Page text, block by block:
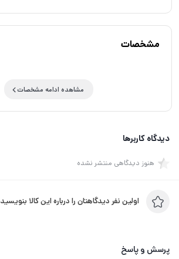
مشخصات
مشاهده ادامه مشخصات
دیدگاه کاربرها
هنوز دیدگاهی منتشر نشده
اولین نفر دیدگاهتان را درباره این کالا بنویسید
پرسش و پاسخ